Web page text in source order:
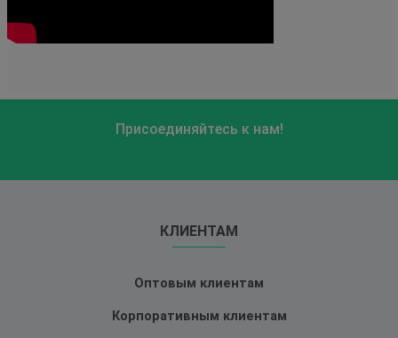
Присоединяйтесь к нам!
КЛИЕНТАМ
Оптовым клиентам
Корпоративным клиентам